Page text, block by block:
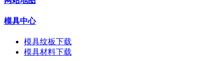
模具中心
模具纹板下载
模具材料下载